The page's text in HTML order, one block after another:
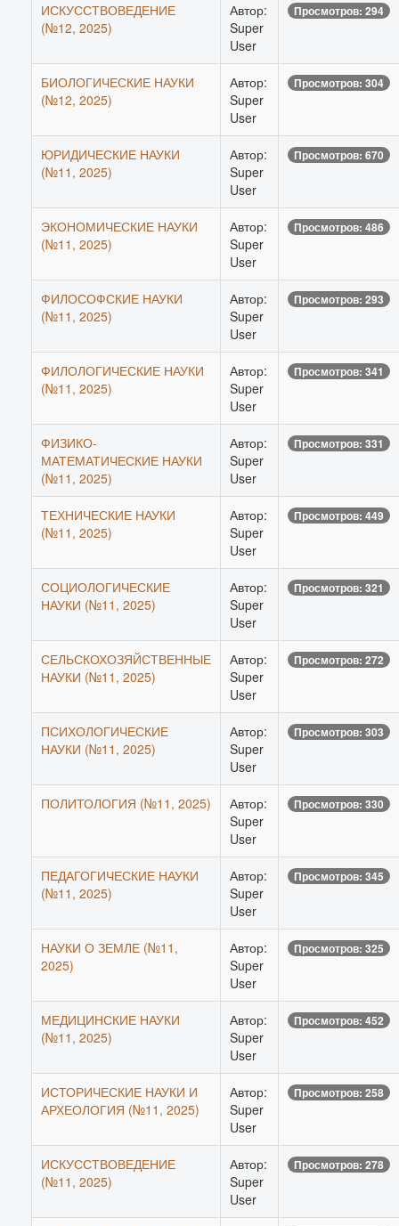
ИСКУССТВОВЕДЕНИЕ
(№12, 2025)
Автор:
Super
User
Просмотров: 294
БИОЛОГИЧЕСКИЕ НАУКИ
(№12, 2025)
Автор:
Super
User
Просмотров: 304
ЮРИДИЧЕСКИЕ НАУКИ
(№11, 2025)
Автор:
Super
User
Просмотров: 670
ЭКОНОМИЧЕСКИЕ НАУКИ
(№11, 2025)
Автор:
Super
User
Просмотров: 486
ФИЛОСОФСКИЕ НАУКИ
(№11, 2025)
Автор:
Super
User
Просмотров: 293
ФИЛОЛОГИЧЕСКИЕ НАУКИ
(№11, 2025)
Автор:
Super
User
Просмотров: 341
ФИЗИКО-
МАТЕМАТИЧЕСКИЕ НАУКИ
(№11, 2025)
Автор:
Super
User
Просмотров: 331
ТЕХНИЧЕСКИЕ НАУКИ
(№11, 2025)
Автор:
Super
User
Просмотров: 449
СОЦИОЛОГИЧЕСКИЕ
НАУКИ (№11, 2025)
Автор:
Super
User
Просмотров: 321
СЕЛЬСКОХОЗЯЙСТВЕННЫЕ
НАУКИ (№11, 2025)
Автор:
Super
User
Просмотров: 272
ПСИХОЛОГИЧЕСКИЕ
НАУКИ (№11, 2025)
Автор:
Super
User
Просмотров: 303
ПОЛИТОЛОГИЯ (№11, 2025)
Автор:
Super
User
Просмотров: 330
ПЕДАГОГИЧЕСКИЕ НАУКИ
(№11, 2025)
Автор:
Super
User
Просмотров: 345
НАУКИ О ЗЕМЛЕ (№11,
2025)
Автор:
Super
User
Просмотров: 325
МЕДИЦИНСКИЕ НАУКИ
(№11, 2025)
Автор:
Super
User
Просмотров: 452
ИСТОРИЧЕСКИЕ НАУКИ И
АРХЕОЛОГИЯ (№11, 2025)
Автор:
Super
User
Просмотров: 258
ИСКУССТВОВЕДЕНИЕ
(№11, 2025)
Автор:
Super
User
Просмотров: 278